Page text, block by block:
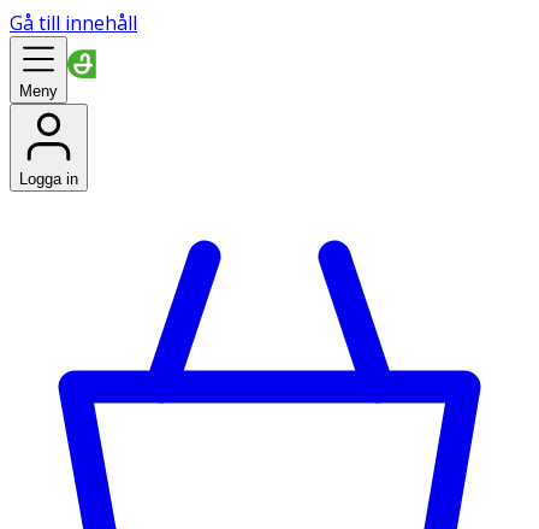
Gå till innehåll
Meny
Logga in